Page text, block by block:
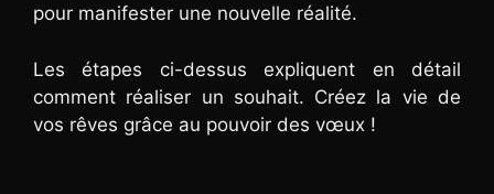
pour manifester une nouvelle réalité.
Les étapes ci-dessus expliquent en détail
comment réaliser un souhait. Créez la vie de
vos rêves grâce au pouvoir des vœux !